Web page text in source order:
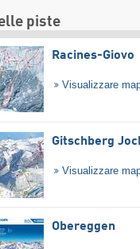
piste
Racines-Giovo
Visualizzare
Gitschberg
Visualizzare
Obereggen